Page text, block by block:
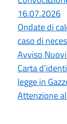
16.07.2026
Ondate di
caso di
Avviso
Carta
legge in
Attenzione